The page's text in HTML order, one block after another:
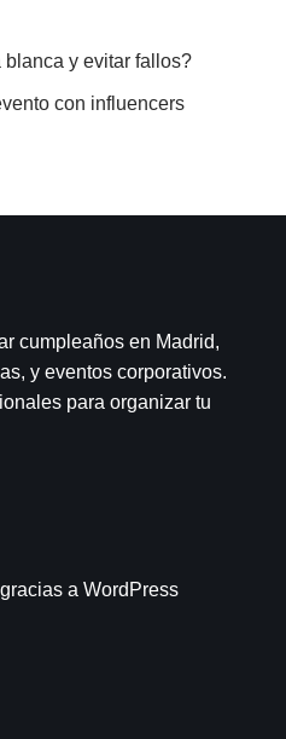
y evitar fallos?
con influencers
cumpleaños en Madrid,
y eventos corporativos.
para organizar tu
a WordPress